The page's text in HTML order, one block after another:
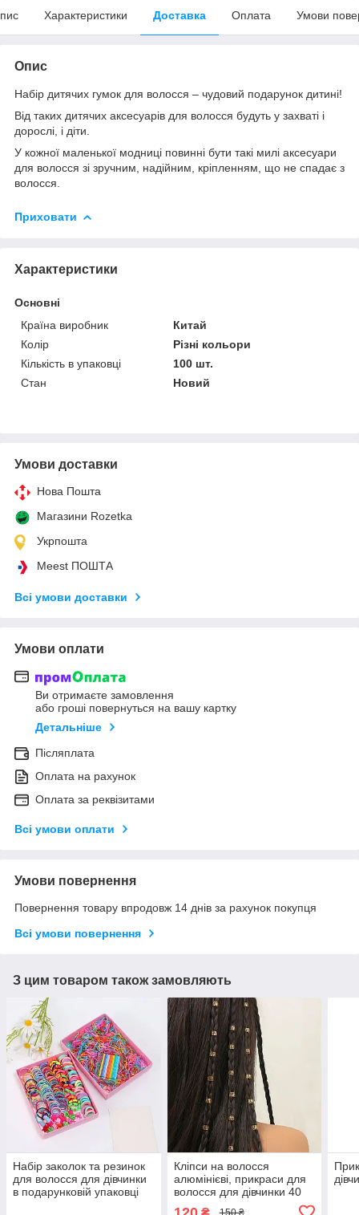
Характеристики Доставка Оплата Умови
Опис
Набір дитячих гумок для волосся – чудовий подарунок дитині!
Від таких дитячих аксесуарів для волосся будуть у захваті і
дорослі, і діти.
У кожної маленької модниці повинні бути такі милі аксесуари
для волосся зі зручним, надійним, кріпленням, що не спадає з
волосся.
Приховати
Характеристики
Основні
Країна виробник
Китай
Колір
Різні кольори
Кількість в упаковці
100 шт.
Стан
Новий
Умови доставки
Нова Пошта
Магазини Rozetka
Укрпошта
Meest ПОШТА
Всі умови доставки
Умови оплати
Ви отримаєте замовлення
або гроші повернуться на вашу картку
Детальніше
Післяплата
Оплата на рахунок
Оплата за реквізитами
Всі умови оплати
Умови повернення
Повернення товару впродовж 14 днів за рахунок покупця
Всі умови повернення
З цим товаром також замовляють
Набір заколок та резинок
для волосся для дівчинки
в подарунковій упаковці
Кліпси на волосся
алюмінієві, прикраси для
волосся для дівчинки 40